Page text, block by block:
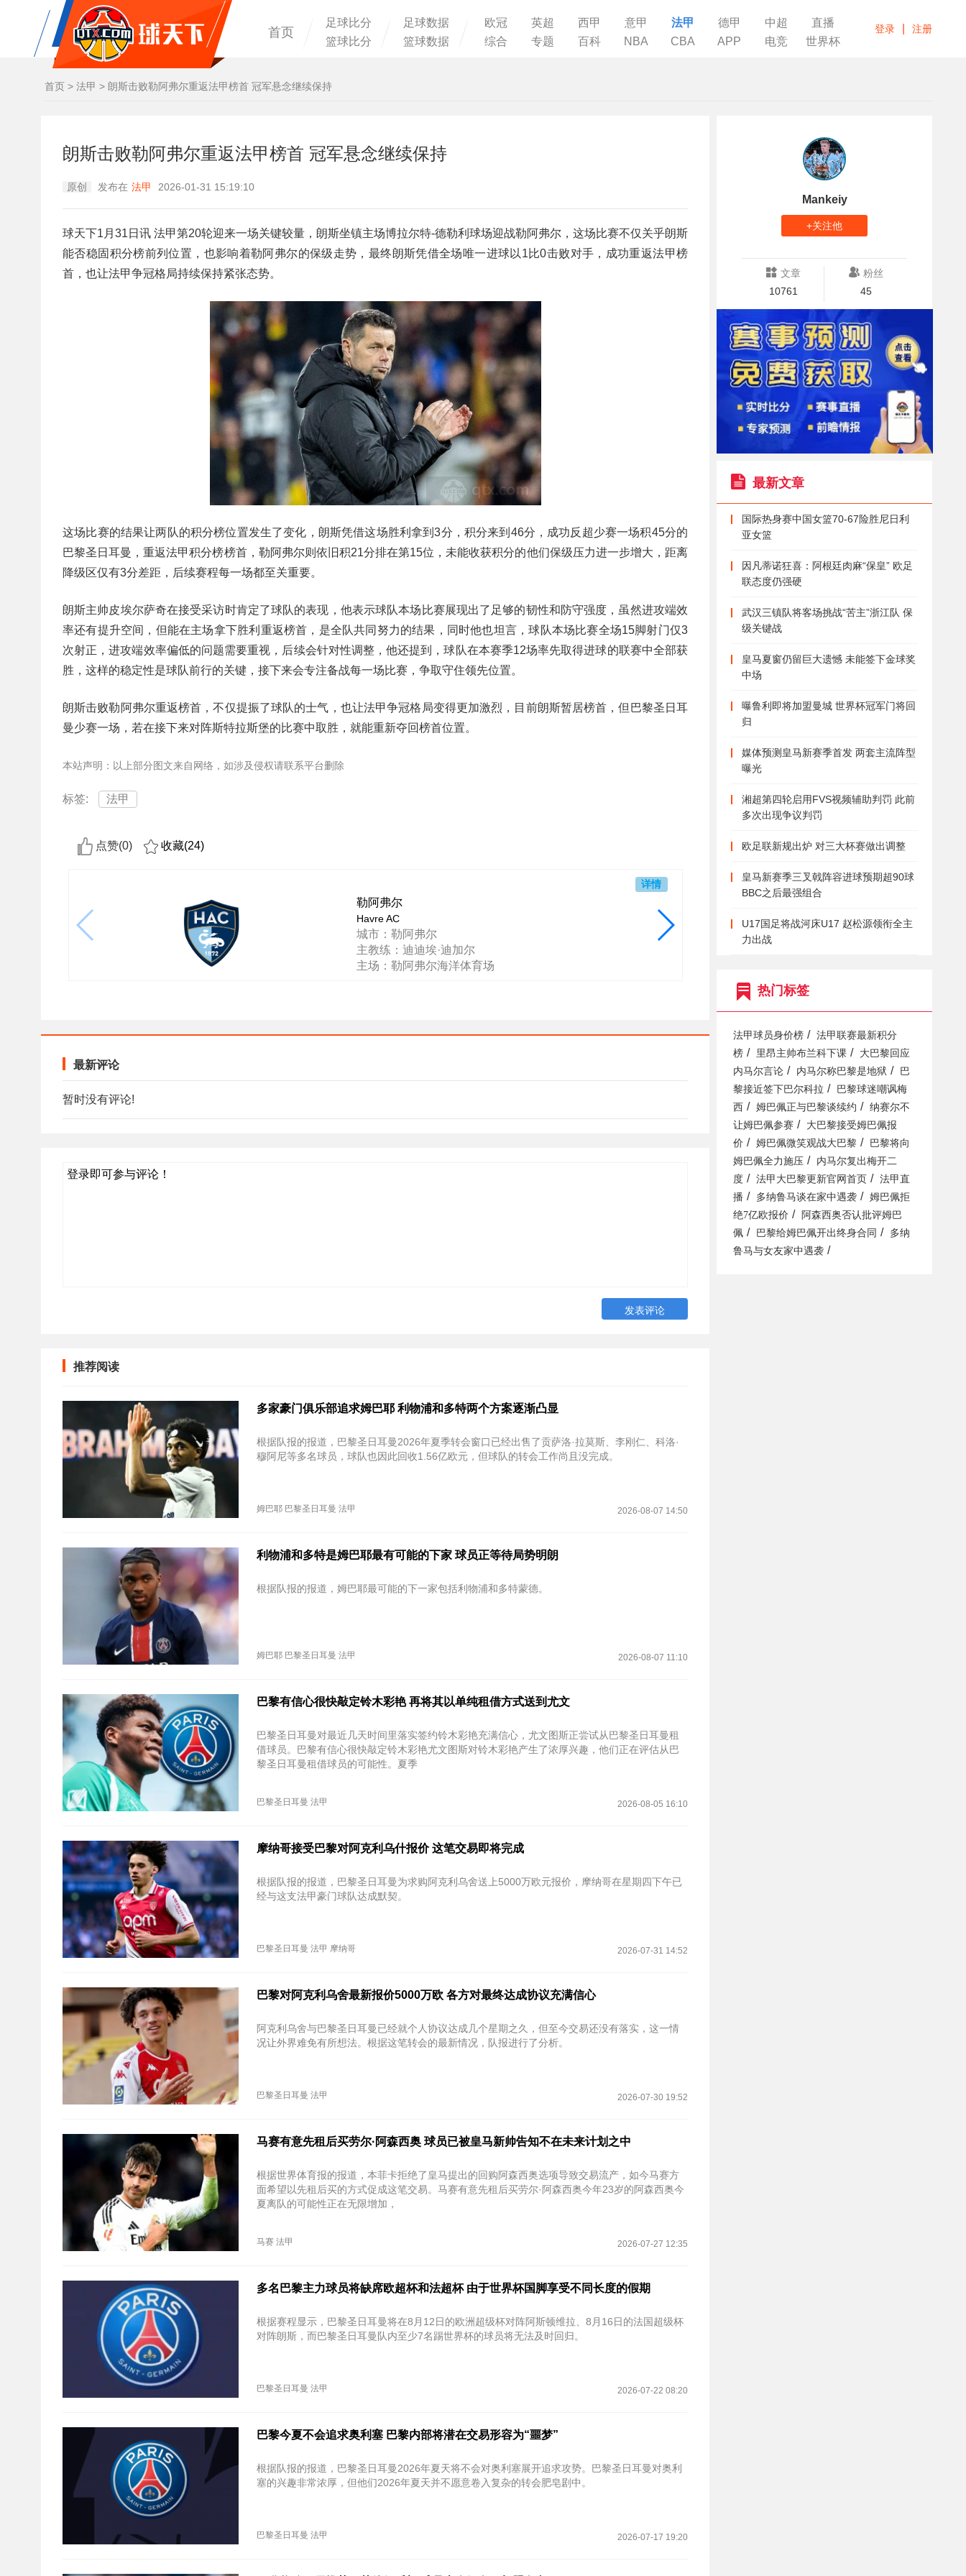
首页
足球比分
篮球比分
足球数据
篮球数据
欧冠 英超 西甲 意甲 法甲 德甲 中超
直播
综合
专题 百科 NBA CBA APP 电竞 世界杯
登录 注册
首页 > 法甲 > 朗斯击败勒阿弗尔重返法甲榜首 冠军悬念继续保持
朗斯击败勒阿弗尔重返法甲榜首 冠军悬念继续保持
原创 发布在 法甲 2026-01-31 15:19:10
球天下1月31日讯 法甲第20轮迎来一场关键较量，朗斯坐镇主场博拉尔特-德勒利球场迎战勒阿弗尔，这场比赛不仅关乎朗斯
能否稳固积分榜前列位置，也影响着勒阿弗尔的保级走势，最终朗斯凭借全场唯一进球以1比0击败对手，成功重返法甲榜
首，也让法甲争冠格局持续保持紧张态势。
这场比赛的结果让两队的积分榜位置发生了变化，朗斯凭借这场胜利拿到3分，积分来到46分，成功反超少赛一场积45分的
巴黎圣日耳曼，重返法甲积分榜榜首，勒阿弗尔则依旧积21分排在第15位，未能收获积分的他们保级压力进一步增大，距离
降级区仅有3分差距，后续赛程每一场都至关重要。
朗斯主帅皮埃尔萨奇在接受采访时肯定了球队的表现，他表示球队本场比赛展现出了足够的韧性和防守强度，虽然进攻端效
率还有提升空间，但能在主场拿下胜利重返榜首，是全队共同努力的结果，同时他也坦言，球队本场比赛全场15脚射门仅3
次射正，进攻端效率偏低的问题需要重视，后续会针对性调整，他还提到，球队在本赛季12场率先取得进球的联赛中全部获
胜，这样的稳定性是球队前行的关键，接下来会专注备战每一场比赛，争取守住领先位置。
朗斯击败勒阿弗尔重返榜首，不仅提振了球队的士气，也让法甲争冠格局变得更加激烈，目前朗斯暂居榜首，但巴黎圣日耳
曼少赛一场，若在接下来对阵斯特拉斯堡的比赛中取胜，就能重新夺回榜首位置。
本站声明：以上部分图文来自网络，如涉及侵权请联系平台删除
标签: 法甲
点赞(0) 收藏(24)
详情
勒阿弗尔
Havre AC
城市：勒阿弗尔
主教练：迪迪埃·迪加尔
主场：勒阿弗尔海洋体育场
最新评论
暂时没有评论!
登录即可参与评论！
推荐阅读
多家豪门俱乐部追求姆巴耶 利物浦和多特两个方案逐渐凸显
根据队报的报道，巴黎圣日耳曼2026年夏季转会窗口已经出售了贡萨洛·拉莫斯、李刚仁、科洛·
穆阿尼等多名球员，球队也因此回收1.56亿欧元，但球队的转会工作尚且没完成。
姆巴耶 巴黎圣日耳曼 法甲 2026-08-07 14:50
利物浦和多特是姆巴耶最有可能的下家 球员正等待局势明朗
根据队报的报道，姆巴耶最可能的下一家包括利物浦和多特蒙德。
姆巴耶 巴黎圣日耳曼 法甲 2026-08-07 11:10
巴黎有信心很快敲定铃木彩艳 再将其以单纯租借方式送到尤文
巴黎圣日耳曼对最近几天时间里落实签约铃木彩艳充满信心，尤文图斯正尝试从巴黎圣日耳曼租
借球员。巴黎有信心很快敲定铃木彩艳尤文图斯对铃木彩艳产生了浓厚兴趣，他们正在评估从巴
黎圣日耳曼租借球员的可能性。夏季
巴黎圣日耳曼 法甲 2026-08-05 16:10
摩纳哥接受巴黎对阿克利乌什报价 这笔交易即将完成
根据队报的报道，巴黎圣日耳曼为求购阿克利乌舍送上5000万欧元报价，摩纳哥在星期四下午已
经与这支法甲豪门球队达成默契。
巴黎圣日耳曼 法甲 摩纳哥 2026-07-31 14:52
巴黎对阿克利乌舍最新报价5000万欧 各方对最终达成协议充满信心
阿克利乌舍与巴黎圣日耳曼已经就个人协议达成几个星期之久，但至今交易还没有落实，这一情
况让外界难免有所想法。根据这笔转会的最新情况，队报进行了分析。
巴黎圣日耳曼 法甲 2026-07-30 19:52
马赛有意先租后买劳尔·阿森西奥 球员已被皇马新帅告知不在未来计划之中
根据世界体育报的报道，本菲卡拒绝了皇马提出的回购阿森西奥选项导致交易流产，如今马赛方
面希望以先租后买的方式促成这笔交易。马赛有意先租后买劳尔·阿森西奥今年23岁的阿森西奥今
夏离队的可能性正在无限增加，
马赛 法甲 2026-07-27 12:35
多名巴黎主力球员将缺席欧超杯和法超杯 由于世界杯国脚享受不同长度的假期
根据赛程显示，巴黎圣日耳曼将在8月12日的欧洲超级杯对阵阿斯顿维拉、8月16日的法国超级杯
对阵朗斯，而巴黎圣日耳曼队内至少7名踢世界杯的球员将无法及时回归。
巴黎圣日耳曼 法甲 2026-07-22 08:20
巴黎今夏不会追求奥利塞 巴黎内部将潜在交易形容为“噩梦”
根据队报的报道，巴黎圣日耳曼2026年夏天将不会对奥利塞展开追求攻势。巴黎圣日耳曼对奥利
塞的兴趣非常浓厚，但他们2026年夏天并不愿意卷入复杂的转会肥皂剧中。
巴黎圣日耳曼 法甲 2026-07-17 19:20
Mankeiy
+关注他
文章
10761
粉丝
45
最新文章
国际热身赛中国女篮70-67险胜尼日利
亚女篮
因凡蒂诺狂喜：阿根廷肉麻“保皇” 欧足
联态度仍强硬
武汉三镇队将客场挑战“苦主”浙江队 保
级关键战
皇马夏窗仍留巨大遗憾 未能签下金球奖
中场
曝鲁利即将加盟曼城 世界杯冠军门将回
归
媒体预测皇马新赛季首发 两套主流阵型
曝光
湘超第四轮启用FVS视频辅助判罚 此前
多次出现争议判罚
欧足联新规出炉 对三大杯赛做出调整
皇马新赛季三叉戟阵容进球预期超90球
BBC之后最强组合
U17国足将战河床U17 赵松源领衔全主
力出战
热门标签
法甲球员身价榜 /
法甲联赛最新积分
榜 / 里昂主帅布兰科下课 /
大巴黎回应
内马尔言论 / 内马尔称巴黎是地狱 /
巴
黎接近签下巴尔科拉 /
巴黎球迷嘲讽梅
西 / 姆巴佩正与巴黎谈续约 /
纳赛尔不
让姆巴佩参赛 /
大巴黎接受姆巴佩报
价 / 姆巴佩微笑观战大巴黎 /
巴黎将向
姆巴佩全力施压 /
内马尔复出梅开二
度 / 法甲大巴黎更新官网首页 /
法甲直
播 / 多纳鲁马谈在家中遇袭 /
姆巴佩拒
绝7亿欧报价 /
阿森西奥否认批评姆巴
佩 / 巴黎给姆巴佩开出终身合同 /
多纳
鲁马与女友家中遇袭 /